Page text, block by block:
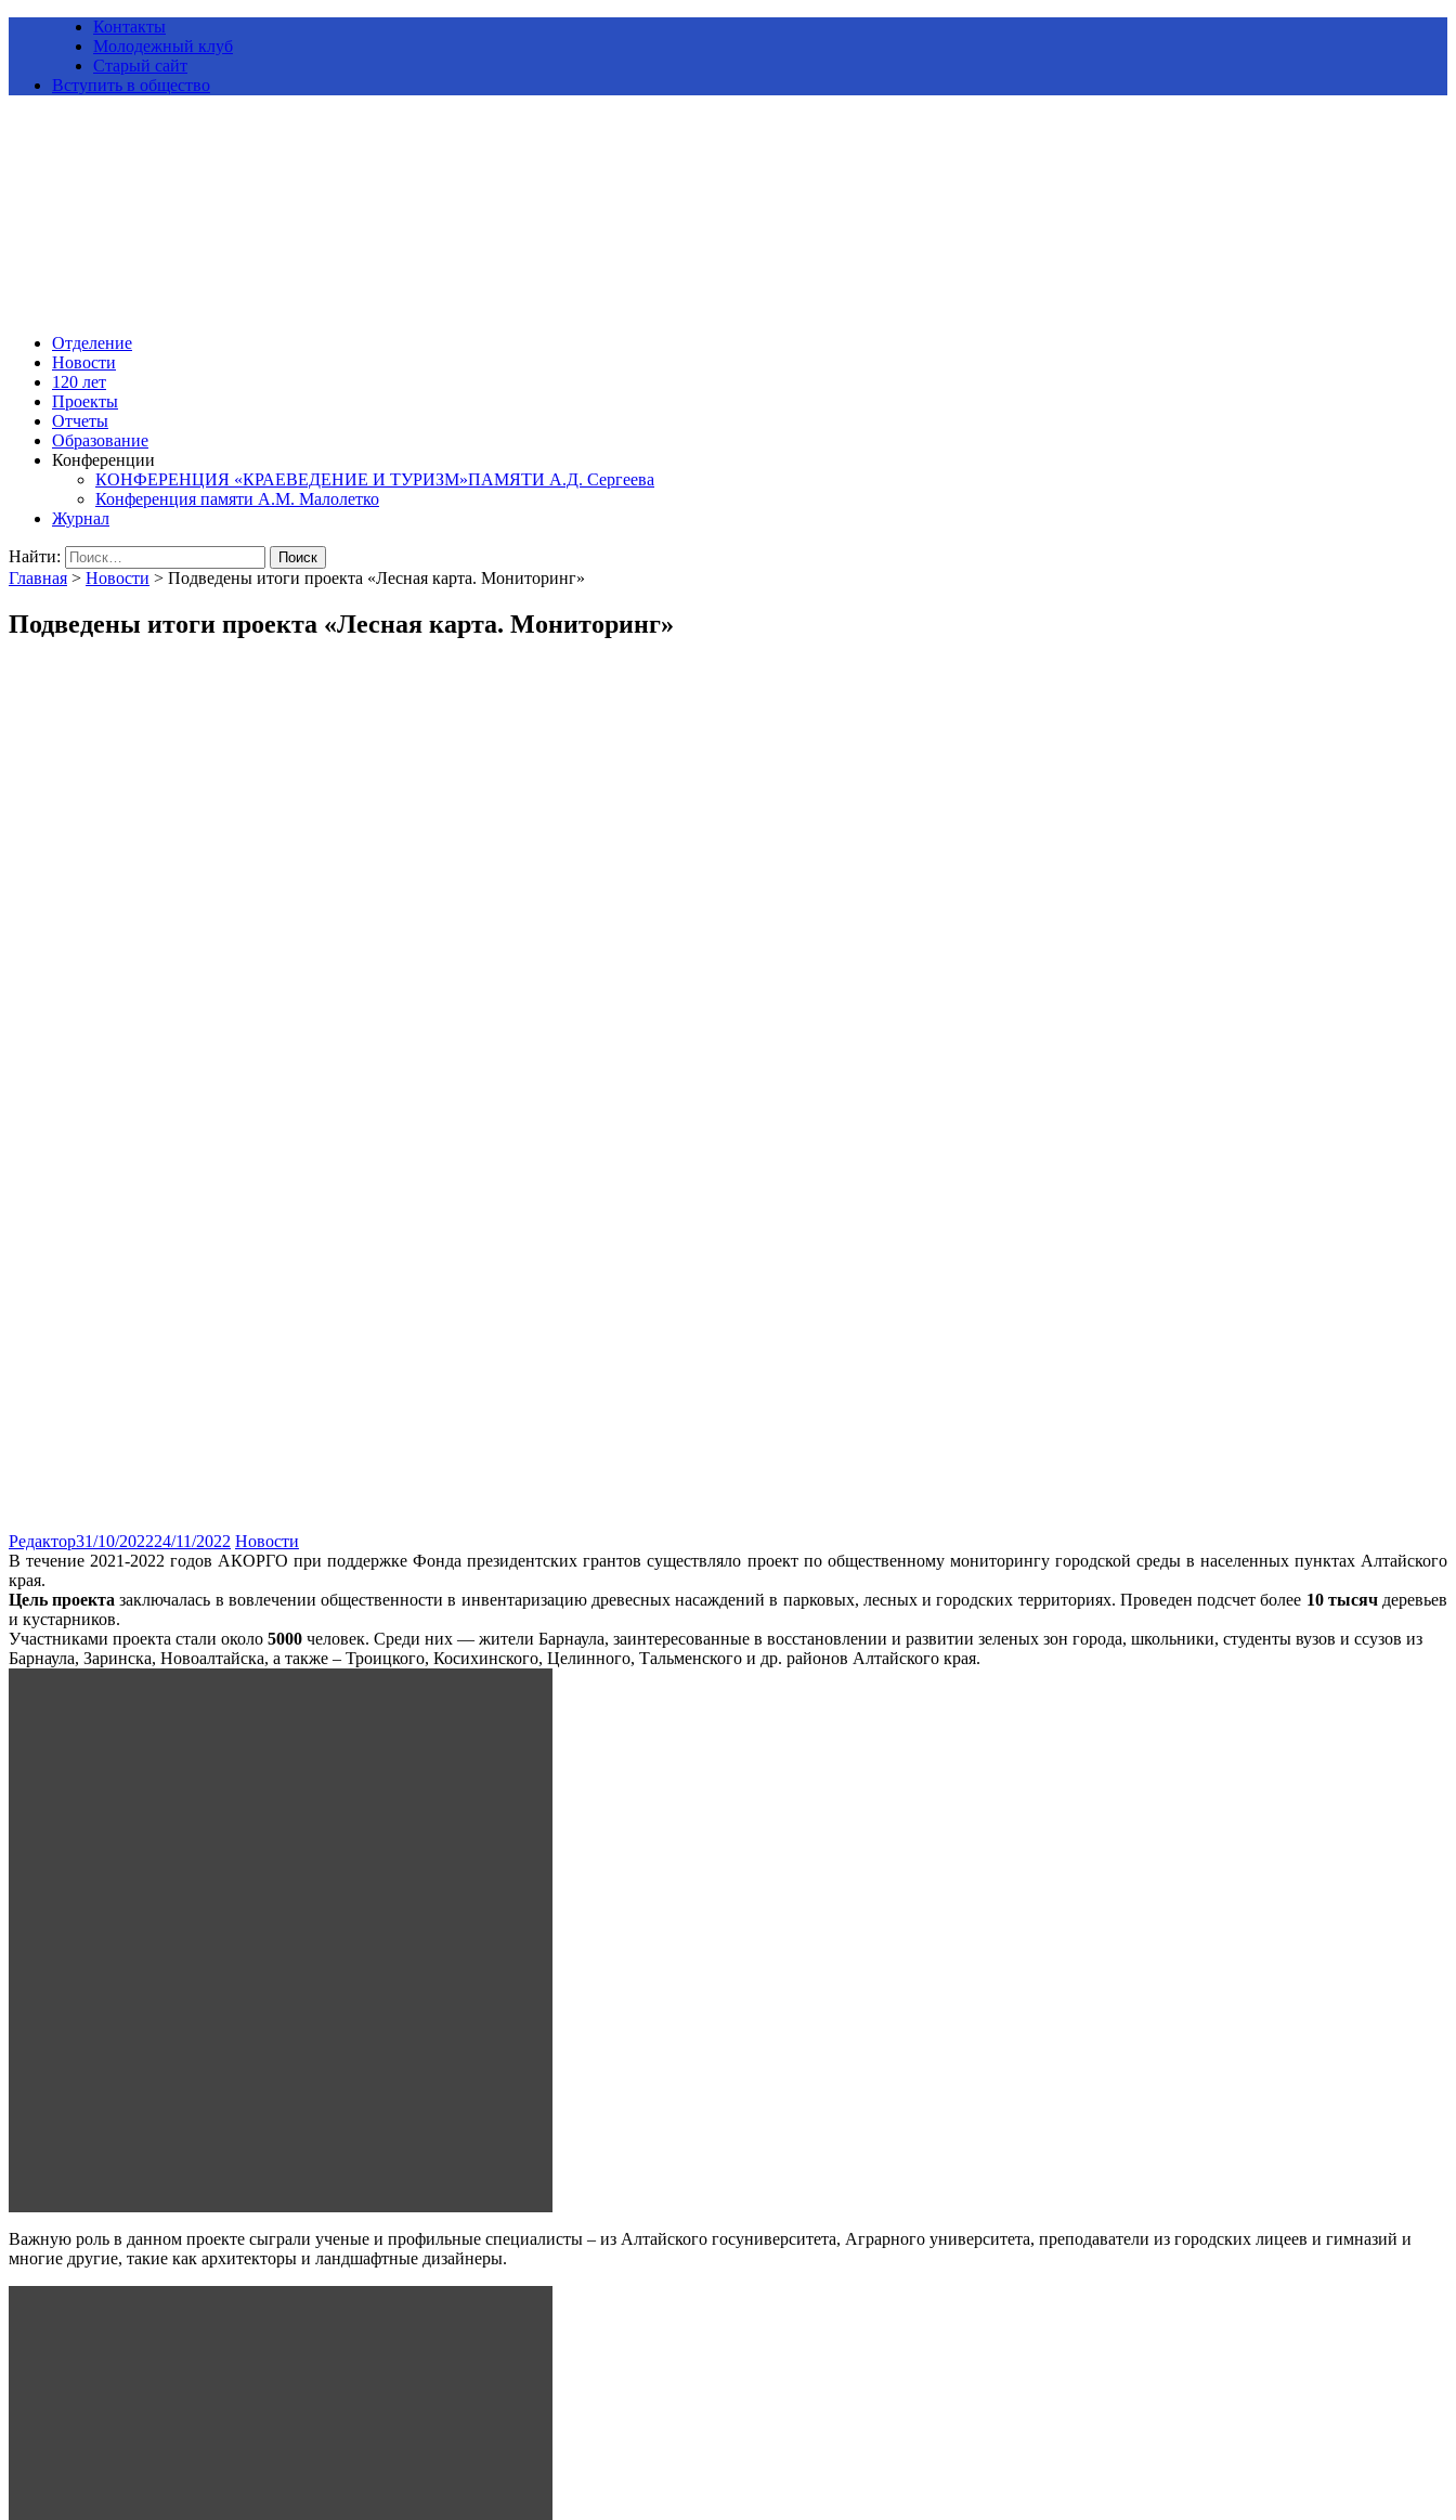
Контакты
Молодежный клуб
Старый сайт
Вступить в общество
Отделение
Новости
120 лет
Проекты
Отчеты
Образование
Конференции
КОНФЕРЕНЦИЯ «КРАЕВЕДЕНИЕ И ТУРИЗМ»ПАМЯТИ А.Д. Сергеева
Конференция памяти А.М. Малолетко
Журнал
Найти:
Главная > Новости > Подведены итоги проекта «Лесная карта. Мониторинг»
Подведены итоги проекта «Лесная карта. Мониторинг»
Редактор31/10/202224/11/2022 Новости
В течение 2021-2022 годов АКОРГО при поддержке Фонда президентских грантов существляло проект по общественному мониторингу городской среды в населенных пунктах Алтайского
края.
Цель проекта заключалась в вовлечении общественности в инвентаризацию древесных насаждений в парковых, лесных и городских территориях. Проведен подсчет более 10 тысячдеревьев
и кустарников.
Участниками проекта стали около 5000 человек. Среди них — жители Барнаула, заинтересованные в восстановлении и развитии зеленых зон города, школьники, студенты вузов и ссузов из
Барнаула, Заринска, Новоалтайска, а также – Троицкого, Косихинского, Целинного, Тальменского и др. районов Алтайского края.
Важную роль в данном проекте сыграли ученые и профильные специалисты – из Алтайского госуниверситета, Аграрного университета, преподаватели из городских лицеев и гимназий и
многие другие, такие как архитекторы и ландшафтные дизайнеры.